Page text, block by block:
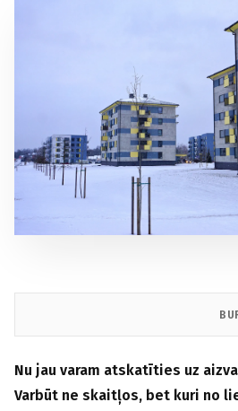
Nu jau varam atskatīties uz
Varbūt ne skaitļos, bet kuri no